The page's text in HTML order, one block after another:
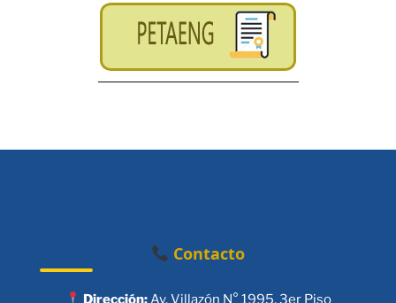
Contacto
Dirección:Av. Villazón N° 1995, 3er Piso